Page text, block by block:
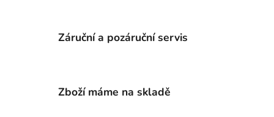
Záruční a pozáruční servis
Zboží máme na skladě